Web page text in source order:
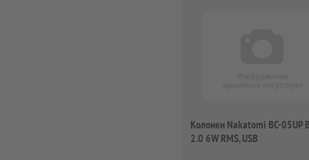
Колонки Nakatomi BC-05UP
2.0 6W RMS, USB